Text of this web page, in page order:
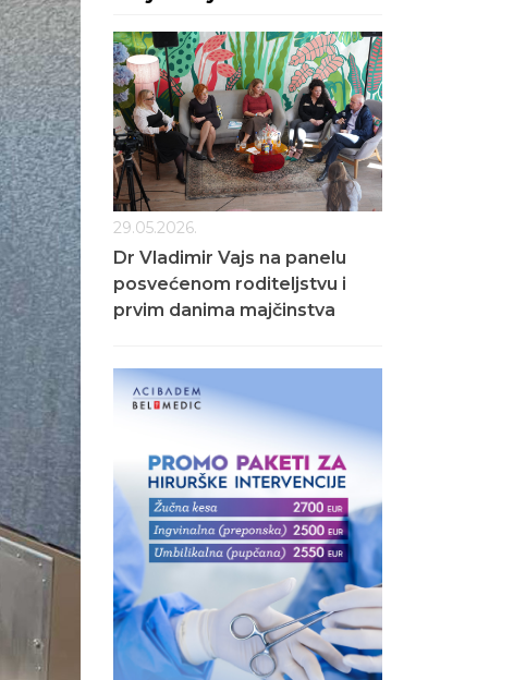
29.05.2026.
Dr Vladimir Vajs na panelu
posvećenom roditeljstvu i
prvim danima majčinstva